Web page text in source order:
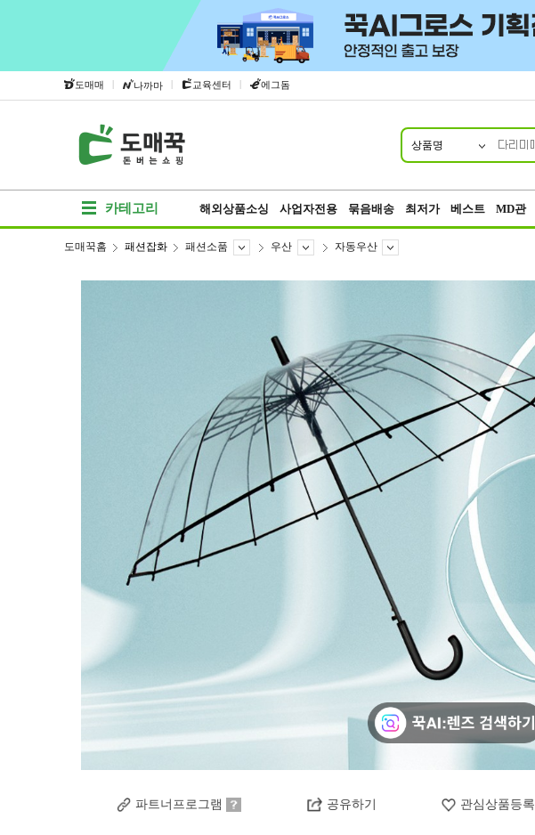
도매매 | 나까마 | 교육센터 | 에그돔
상품명
카테고리 해외상품소싱 사업자전용 묶음배송 최저가 베스트 MD관
도매꾹홈 패션잡화 패션소품 우산 자동우산
파트너프로그램 공유하기 관심상품등록